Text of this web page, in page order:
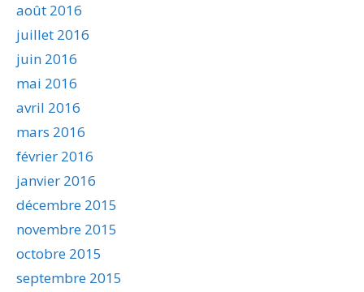
août 2016
juillet 2016
juin 2016
mai 2016
avril 2016
mars 2016
février 2016
janvier 2016
décembre 2015
novembre 2015
octobre 2015
septembre 2015